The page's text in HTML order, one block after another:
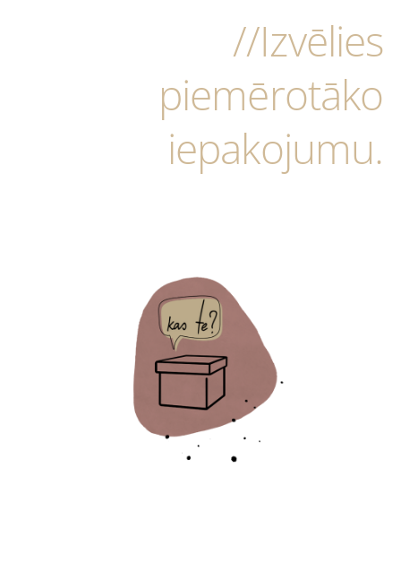
//Izvēlies
piemērotāko
iepakojumu.